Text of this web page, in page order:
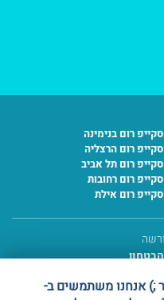
רום בנימינה
רום הרצליה
רום תל אביב
רום רחובות
רום אילת
;) אנחנו משתמשים ב-